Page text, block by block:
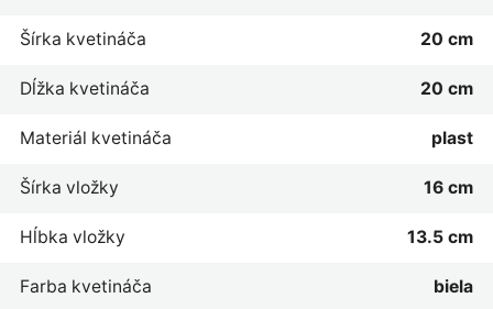
Šírka kvetináča 20 cm
Dĺžka kvetináča 20 cm
Materiál kvetináča plast
Šírka vložky 16 cm
Hĺbka vložky 13.5 cm
Farba kvetináča biela